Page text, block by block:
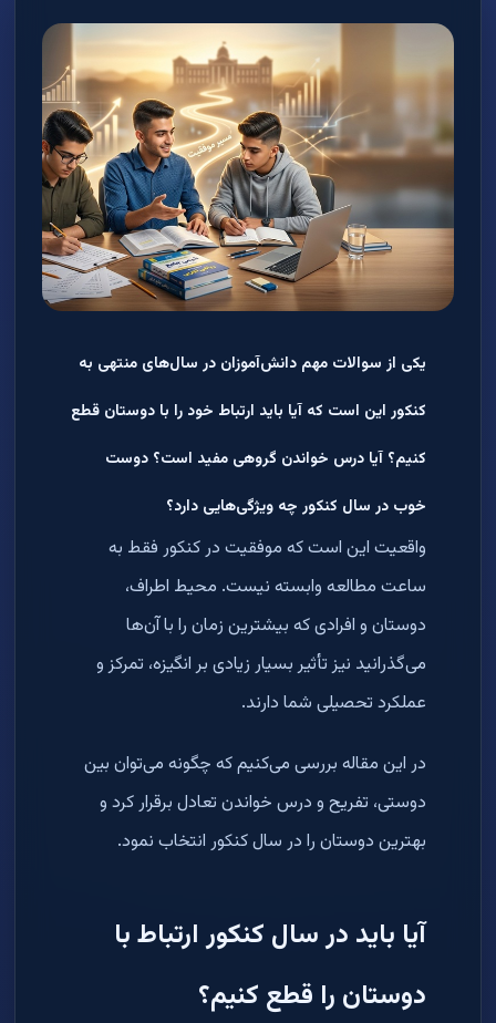
یکی از سوالات مهم دانش‌آموزان در سال‌های منتهی به
کنکور این است که آیا باید ارتباط خود را با دوستان قطع
کنیم؟ آیا درس خواندن گروهی مفید است؟ دوست
خوب در سال کنکور چه ویژگی‌هایی دارد؟
واقعیت این است که موفقیت در کنکور فقط به
ساعت مطالعه وابسته نیست. محیط اطراف،
دوستان و افرادی که بیشترین زمان را با آن‌ها
می‌گذرانید نیز تأثیر بسیار زیادی بر انگیزه، تمرکز و
عملکرد تحصیلی شما دارند.
در این مقاله بررسی می‌کنیم که چگونه می‌توان بین
دوستی، تفریح و درس خواندن تعادل برقرار کرد و
بهترین دوستان را در سال کنکور انتخاب نمود.
آیا باید در سال کنکور ارتباط با
دوستان را قطع کنیم؟